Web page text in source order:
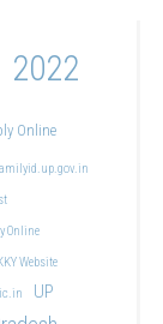
2022
Online
Online
Website
UP